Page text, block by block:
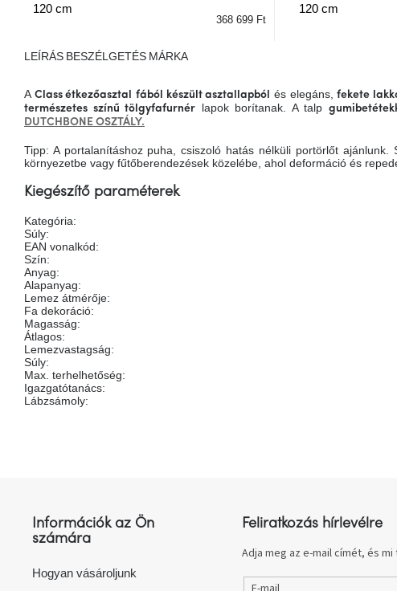
120 cm
368 699 Ft
120 cm
LEÍRÁS BESZÉLGETÉS MÁRKA
A Class étkezőasztal fából készült asztallapból és elegáns,fekete
természetes színű tölgyfafurnér lapok borítanak. A talp
DUTCHBONE OSZTÁLY.
Tipp: A portalanításhoz puha, csiszoló hatás nélküli portörlőt
környezetbe vagy fűtőberendezések közelébe, ahol deformáció és
Kiegészítő paraméterek
Kategória:
Súly:
EAN vonalkód:
Szín:
Anyag:
Alapanyag:
Lemez átmérője:
Fa dekoráció:
Magasság:
Átlagos:
Lemezvastagság:
Súly:
Max. terhelhetőség:
Igazgatótanács:
Lábzsámoly:
Információk az Ön
számára
Hogyan vásároljunk
Feliratkozás hírlevélre
Adja meg az e-mail címét, és